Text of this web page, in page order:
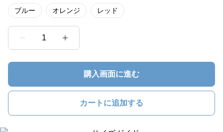
ブルー オレンジ レッド
1
購入画面に進む
カートに追加する